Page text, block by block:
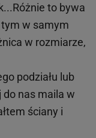
to bywa
w samym
w rozmiarze,
podziału lub
nas maila w
ściany i